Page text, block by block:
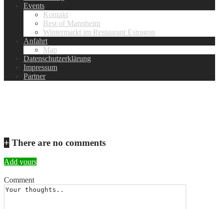
Events
Kontakt
Best of Mannheim
Wintermarkt im Restaurant Estragon
Anfahrt
Map
Datenschutzerklärung
Impressum
Partner
+ There are no comments
Add yours
Comment